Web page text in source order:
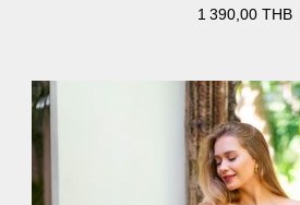
1 390,00 THB